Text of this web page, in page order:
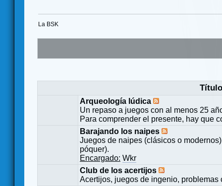
La BSK
Título
Arqueología lúdica
Un repaso a juegos con al menos 25
Para comprender el presente, hay que
Barajando los naipes
Juegos de naipes (clásicos o
póquer).
Encargado: Wkr
Club de los acertijos
Acertijos, juegos de ingenio,